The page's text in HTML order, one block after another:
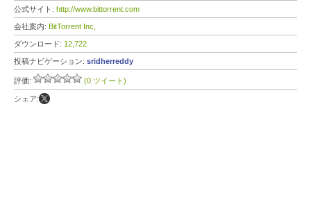
公式サイト: http://www.bittorrent.com
会社案内: BitTorrent Inc,
ダウンロード: 12,722
投稿ナビゲーション: sridherreddy
評価: (0 ツイート)
シェア: